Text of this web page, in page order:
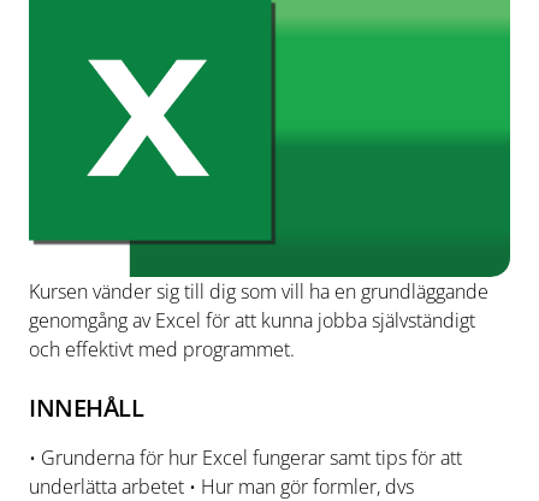
Kursen vänder sig till dig som vill ha en grundläggande
genomgång av Excel för att kunna jobba självständigt
och effektivt med programmet.
INNEHÅLL
• Grunderna för hur Excel fungerar samt tips för att
underlätta arbetet • Hur man gör formler, dvs